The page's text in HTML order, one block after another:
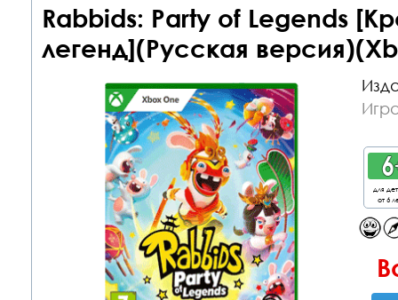
Rabbids: Party of Legends
легенд](Русская
для
от 6